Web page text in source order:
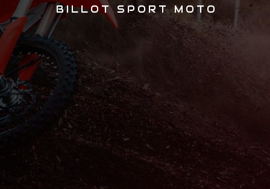
BILLOT SPORT MOTO